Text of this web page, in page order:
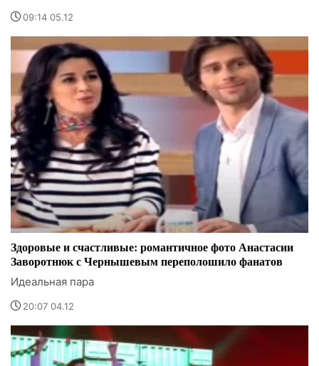
09:14 05.12
Здоровые и счастливые: романтичное фото Анастасии
Заворотнюк с Чернышевым переполошило фанатов
Идеальная пара
20:07 04.12